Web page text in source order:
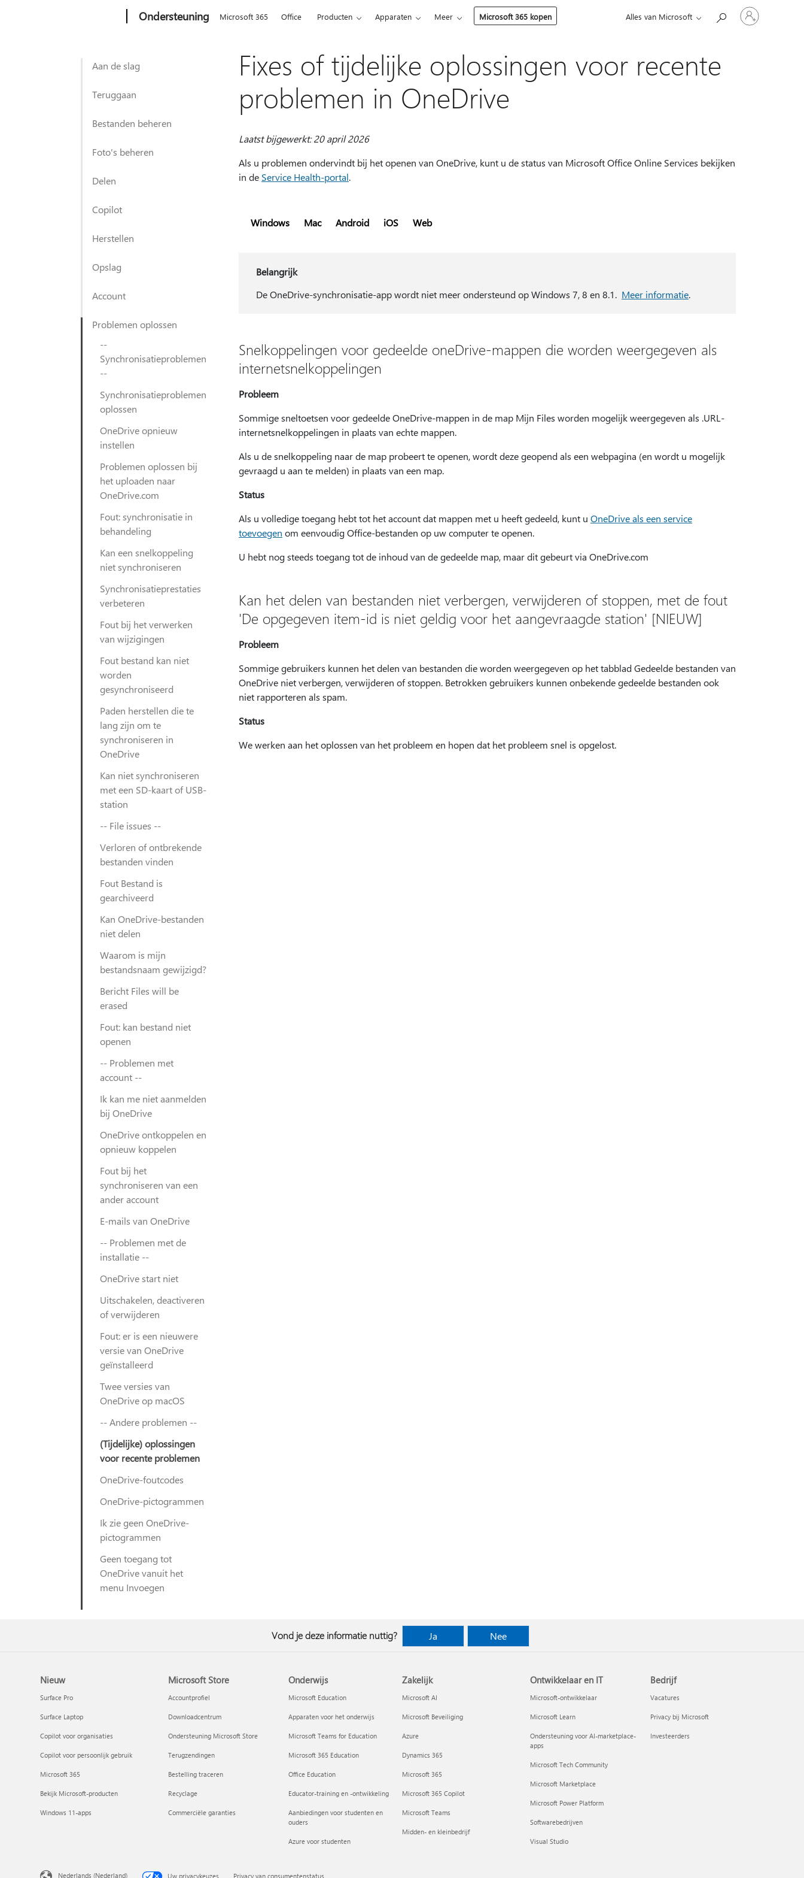
Ondersteuning Microsoft 365 Office Producten Apparaten Meer Microsoft 365 kopen Alles van Microsoft
Meld
je
aan
Aan de slag
Teruggaan
Bestanden beheren
Foto's beheren
Delen
Copilot
Herstellen
Opslag
Account
Problemen oplossen
--
Synchronisatieproblemen
--
Synchronisatieproblemen
oplossen
OneDrive opnieuw
instellen
Problemen oplossen bij
het uploaden naar
OneDrive.com
Fout: synchronisatie in
behandeling
Kan een snelkoppeling
niet synchroniseren
Synchronisatieprestaties
verbeteren
Fout bij het verwerken
van wijzigingen
Fout bestand kan niet
worden
gesynchroniseerd
Paden herstellen die te
lang zijn om te
synchroniseren in
OneDrive
Kan niet synchroniseren
met een SD-kaart of USB-
station
-- File issues --
Verloren of ontbrekende
bestanden vinden
Fout Bestand is
gearchiveerd
Kan OneDrive-bestanden
niet delen
Waarom is mijn
bestandsnaam gewijzigd?
Bericht Files will be
erased
Fout: kan bestand niet
openen
-- Problemen met
account --
Ik kan me niet aanmelden
bij OneDrive
OneDrive ontkoppelen en
opnieuw koppelen
Fout bij het
synchroniseren van een
ander account
E-mails van OneDrive
-- Problemen met de
installatie --
OneDrive start niet
Uitschakelen, deactiveren
of verwijderen
Fout: er is een nieuwere
versie van OneDrive
geïnstalleerd
Twee versies van
OneDrive op macOS
-- Andere problemen --
(Tijdelijke) oplossingen
voor recente problemen
OneDrive-foutcodes
OneDrive-pictogrammen
Ik zie geen OneDrive-
pictogrammen
Geen toegang tot
OneDrive vanuit het
menu Invoegen
Fixes of tijdelijke oplossingen voor recente
problemen in OneDrive
Laatst bijgewerkt: 20 april 2026
Als u problemen ondervindt bij het openen van OneDrive, kunt u de status van Microsoft Office Online Services bekijken
in de Service Health-portal.
Windows Mac Android iOS Web
Belangrijk
De OneDrive-synchronisatie-app wordt niet meer ondersteund op Windows 7, 8 en 8.1. Meer informatie.
Snelkoppelingen voor gedeelde oneDrive-mappen die worden weergegeven als
internetsnelkoppelingen
Probleem
Sommige sneltoetsen voor gedeelde OneDrive-mappen in de map Mijn Files worden mogelijk weergegeven als .URL-
internetsnelkoppelingen in plaats van echte mappen.
Als u de snelkoppeling naar de map probeert te openen, wordt deze geopend als een webpagina (en wordt u mogelijk
gevraagd u aan te melden) in plaats van een map.
Status
Als u volledige toegang hebt tot het account dat mappen met u heeft gedeeld, kunt u OneDrive als een service
toevoegen om eenvoudig Office-bestanden op uw computer te openen.
U hebt nog steeds toegang tot de inhoud van de gedeelde map, maar dit gebeurt via OneDrive.com
Kan het delen van bestanden niet verbergen, verwijderen of stoppen, met de fout
'De opgegeven item-id is niet geldig voor het aangevraagde station' [NIEUW]
Probleem
Sommige gebruikers kunnen het delen van bestanden die worden weergegeven op het tabblad Gedeelde bestanden van
OneDrive niet verbergen, verwijderen of stoppen. Betrokken gebruikers kunnen onbekende gedeelde bestanden ook
niet rapporteren als spam.
Status
We werken aan het oplossen van het probleem en hopen dat het probleem snel is opgelost.
Vond je deze informatie nuttig? Ja Nee
Nieuw
Surface Pro
Surface Laptop
Copilot voor organisaties
Copilot voor persoonlijk gebruik
Microsoft 365
Bekijk Microsoft-producten
Windows 11-apps
Microsoft Store
Accountprofiel
Downloadcentrum
Ondersteuning Microsoft Store
Terugzendingen
Bestelling traceren
Recyclage
Commerciële garanties
Onderwijs
Microsoft Education
Apparaten voor het onderwijs
Microsoft Teams for Education
Microsoft 365 Education
Office Education
Educator-training en -ontwikkeling
Aanbiedingen voor studenten en
ouders
Azure voor studenten
Zakelijk
Microsoft AI
Microsoft Beveiliging
Azure
Dynamics 365
Microsoft 365
Microsoft 365 Copilot
Microsoft Teams
Midden- en kleinbedrijf
Ontwikkelaar en IT
Microsoft-ontwikkelaar
Microsoft Learn
Ondersteuning voor AI-marketplace-
apps
Microsoft Tech Community
Microsoft Marketplace
Microsoft Power Platform
Softwarebedrijven
Visual Studio
Bedrijf
Vacatures
Privacy bij Microsoft
Investeerders
Nederlands (Nederland) Uw privacykeuzes Privacy van consumentenstatus